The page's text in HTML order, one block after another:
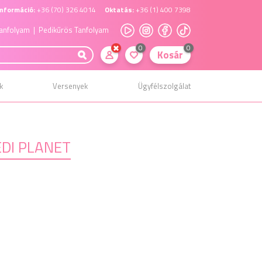
+36 (70) 326 4014 Oktatás: +36 (1) 400 7398
| Pedikűrös Tanfolyam
0 Kosár 0
Versenyek Ügyfélszolgálat
PLANET